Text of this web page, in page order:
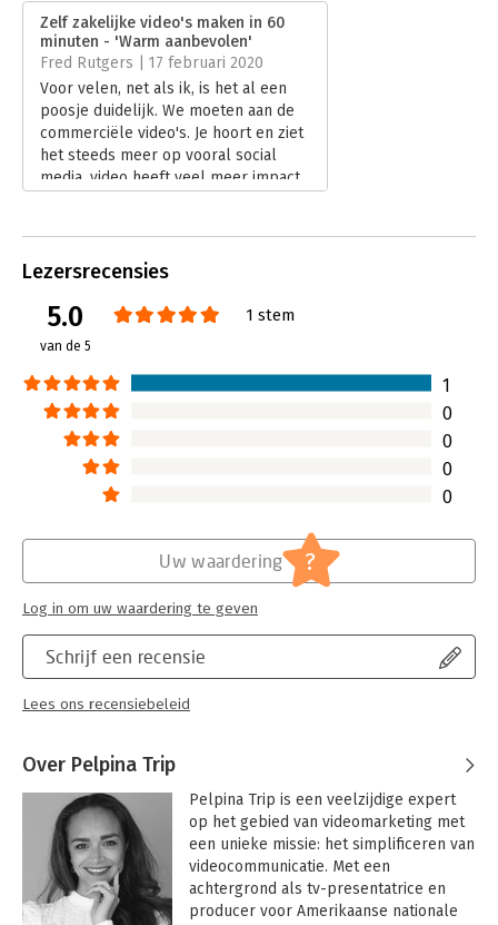
Uitgever:
Uitgeverij Haystack
Druk:
1
Verschijningsdatum:
13-12-2019
Hoofdrubriek: Communicatie en media
social media
Serie:
Digitale trends en tools in 60 minuten
Zelf zakelijke video's maken in 60
minuten - 'Warm aanbevolen'
Fred Rutgers | 17 februari 2020
Voor velen, net als ik, is het al een
poosje duidelijk. We moeten aan de
commerciële video's. Je hoort en ziet
het steeds meer op vooral social
media, video heeft veel meer impact
Lees verder
Lezersrecensies
5.0
van de 5
1 stem
1
0
0
0
0
Schrijf een recensie
Lees ons recensiebeleid
Uw waardering ?
Log in om uw waardering te geven
Over Pelpina Trip
Pelpina Trip is een veelzijdige expert
op het gebied van videomarketing met
een unieke missie: het simplificeren van
videocommunicatie. Met een
achtergrond als tv-presentatrice en
producer voor Amerikaanse nationale